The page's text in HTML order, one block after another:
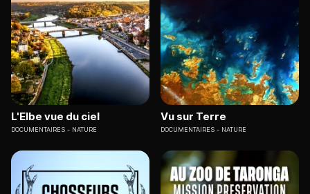
L'Elbe vue du ciel
DOCUMENTAIRES NATURE
Vu sur Terre
DOCUMENTAIRES NATURE